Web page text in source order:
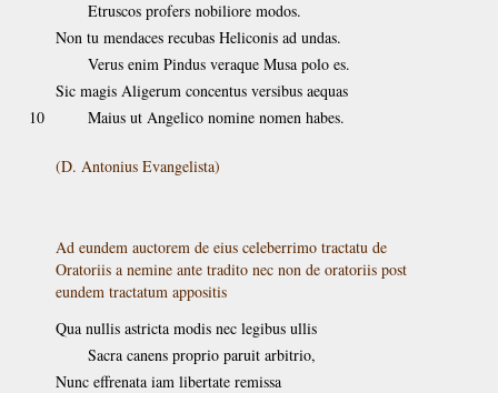
Etruscos profers nobiliore modos.
Non tu mendaces recubas Heliconis ad undas.
Verus enim Pindus veraque Musa polo es.
Sic magis Aligerum concentus versibus aequas
10
Maius ut Angelico nomine nomen habes.
(D. Antonius Evangelista)
Ad eundem auctorem de eius celeberrimo tractatu de
Oratoriis a nemine ante tradito nec non de oratoriis post
eundem tractatum appositis
Qua nullis astricta modis nec legibus ullis
Sacra canens proprio paruit arbitrio,
Nunc effrenata iam libertate remissa